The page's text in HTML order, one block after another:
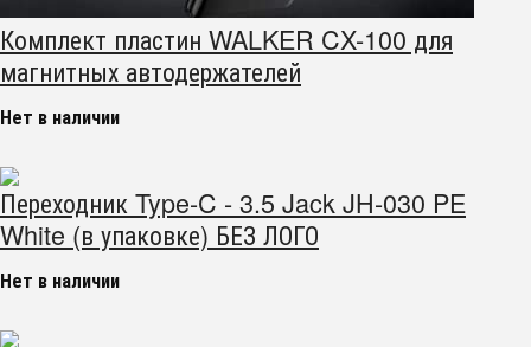
Комплект пластин WALKER CX-100 для
магнитных автодержателей
Нет в наличии
Переходник Type-C - 3.5 Jack JH-030 PE
White (в упаковке) БЕЗ ЛОГО
Нет в наличии